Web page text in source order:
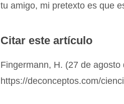
tu amigo, mi pretexto es que
Citar este artículo
Fingermann, H. (27 de agosto
https://deconceptos.com/